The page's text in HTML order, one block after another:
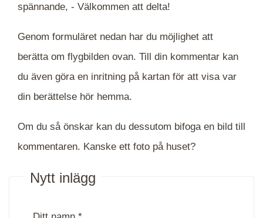
spännande, - Välkommen att delta!
Genom formuläret nedan har du möjlighet att
berätta om flygbilden ovan. Till din kommentar kan
du även göra en inritning på kartan för att visa var
din berättelse hör hemma.
Om du så önskar kan du dessutom bifoga en bild till
kommentaren. Kanske ett foto på huset?
Nytt inlägg